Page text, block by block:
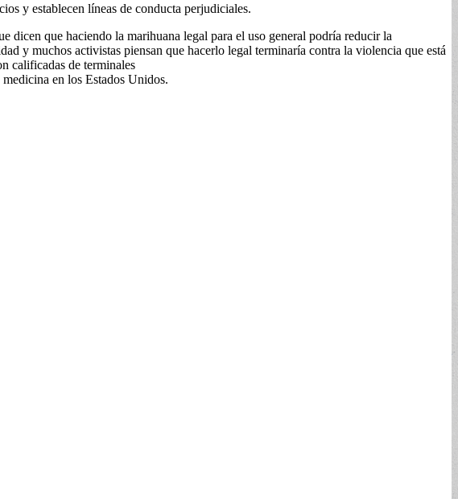
y establecen líneas de conducta perjudiciales.
dicen que haciendo la marihuana legal para el uso general podría reducir la
y muchos activistas piensan que hacerlo legal terminaría contra la violencia que está
calificadas de terminales
en los Estados Unidos.